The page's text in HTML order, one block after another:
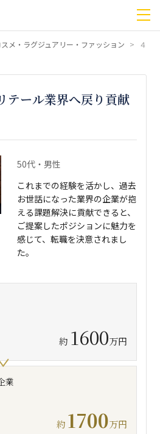
スメ・ラグジュアリー・ファッション ４年
テール業界へ戻り貢献
50代・男性
これまでの経験を活かし、過去
お世話になった業界の企業が抱
える課題解決に貢献できると、
ご提案したポジションに魅力を
感じて、転職を決意されまし
た。
約 1600万円
業
約 1700万円